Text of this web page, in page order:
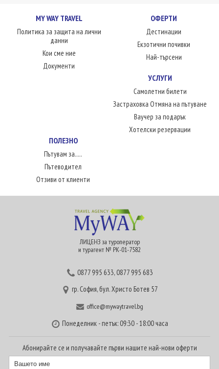
MY WAY TRAVEL
Политика за защита на лични
данни
Кои сме ние
Документи
ОФЕРТИ
Дестинации
Екзотични почивки
Най-търсени
УСЛУГИ
Самолетни билети
Застраховка Отмяна на пътуване
Ваучер за подарък
Хотелски резервации
ПОЛЕЗНО
Пътувам за.....
Пътеводител
Отзиви от клиенти
ЛИЦЕНЗ за туроператор
и турагент № РК-01-7582
0877 995 633,0877 995 683
гр. София, бул. Христо Ботев 57
office@mywaytravel.bg
Понеделник - петък: 09:30 - 18:00 часа
Абонирайте се и получавайте първи нашите най-нови оферти